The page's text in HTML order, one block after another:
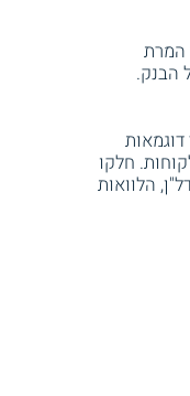
המרת
הבנק.
חלקו
הלוואות